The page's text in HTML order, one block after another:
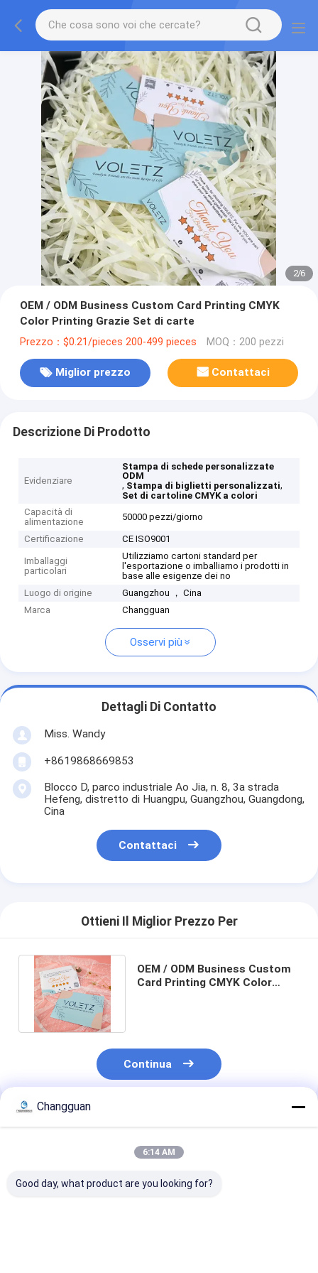
2/6
OEM / ODM Business Custom Card Printing CMYK
Color Printing Grazie Set di carte
Prezzo：$0.21/pieces 200-499 pieces MOQ：200 pezzi
Miglior prezzo Contattaci
Descrizione Di Prodotto
Evidenziare
Stampa di schede personalizzate
ODM
, Stampa di biglietti personalizzati,
Set di cartoline CMYK a colori
Capacità di
alimentazione
50000 pezzi/giorno
Certificazione CE ISO9001
Imballaggi
particolari
Utilizziamo cartoni standard per
l'esportazione o imballiamo i prodotti in
base alle esigenze dei no
Luogo di origine
Guangzhou ， Cina
Marca
Changguan
Osservi più
Dettagli Di Contatto
Miss. Wandy
+8619868669853
Blocco D, parco industriale Ao Jia, n. 8, 3a strada
Hefeng, distretto di Huangpu, Guangzhou, Guangdong,
Cina
Contattaci
Ottieni Il Miglior Prezzo Per
OEM / ODM Business Custom
Card Printing CMYK Color
Continua
Prodotti Raccomandati
Changguan
6:14 AM
Good day, what product are you looking for?